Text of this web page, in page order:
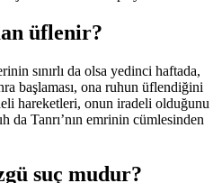
üflenir?
sınırlı da olsa yedinci haftada,
başlaması, ona ruhun üflendiğini
hareketleri, onun iradeli olduğunu
da Tanrı’nın emrinin cümlesinden
suç mudur?